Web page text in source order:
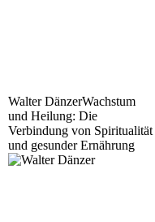
Walter DänzerWachstum
und Heilung: Die
Verbindung von Spiritualität
und gesunder Ernährung